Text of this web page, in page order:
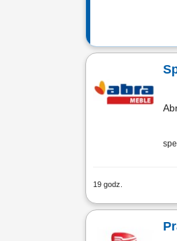
19 godz.